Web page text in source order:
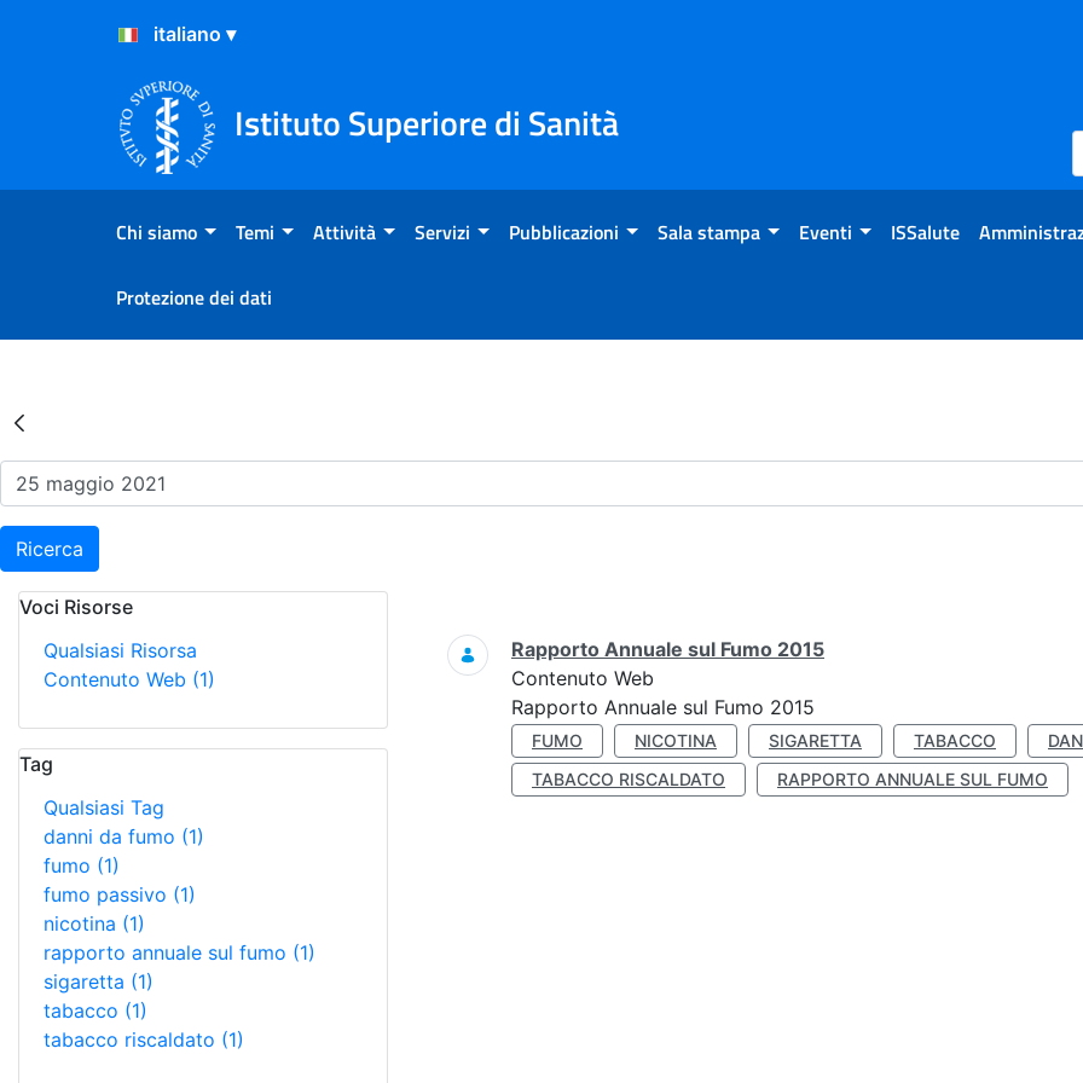
Salta al Contenuto
Salta al Footer
Istituto Superiore di Sanità
Chi siamo Temi Attività Servizi Pubblicazioni Sala stampa Eventi ISSalute
Protezione dei dati
Risultati della Ricerca - Eventi
Ricerca
Voci Risorse
Qualsiasi Risorsa
Contenuto Web (1)
Tag
Qualsiasi Tag
danni da fumo (1)
fumo (1)
fumo passivo (1)
nicotina (1)
rapporto annuale sul fumo (1)
sigaretta (1)
tabacco (1)
tabacco riscaldato (1)
Ricerca
Rapporto Annuale sul Fumo 2015
Contenuto Web
Rapporto Annuale sul Fumo 2015
FUMO NICOTINA SIGARETTA TABACCO
TABACCO RISCALDATO
RAPPORTO ANNUALE SUL FUMO